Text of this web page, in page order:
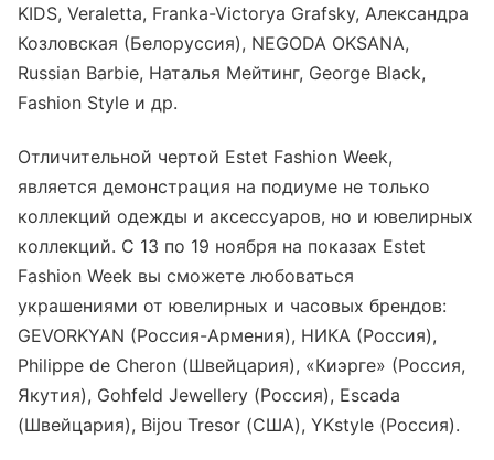
KIDS, Veraletta, Franka-Victorya Grafsky, Александра
Козловская (Белоруссия), NEGODA OKSANA,
Russian Barbie, Наталья Мейтинг, George Black,
Fashion Style и др.
Отличительной чертой Estet Fashion Week,
является демонстрация на подиуме не только
коллекций одежды и аксессуаров, но и ювелирных
коллекций. С 13 по 19 ноября на показах Estet
Fashion Week вы сможете любоваться
украшениями от ювелирных и часовых брендов:
GEVORKYAN (Россия-Армения), НИКА (Россия),
Philippe de Cheron (Швейцария), «Киэрге» (Россия,
Якутия), Gohfeld Jewellery (Россия), Escada
(Швейцария), Bijou Tresor (США), YKstyle (Россия).